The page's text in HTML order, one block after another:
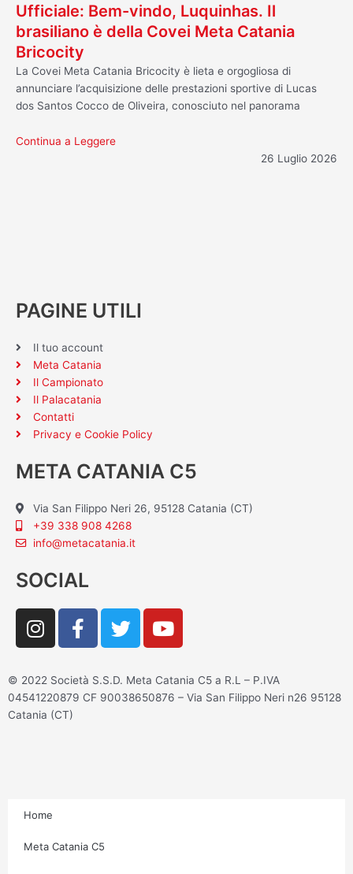
Ufficiale: Bem-vindo, Luquinhas. Il
brasiliano è della Covei Meta Catania
Bricocity
La Covei Meta Catania Bricocity è lieta e orgogliosa di
annunciare l’acquisizione delle prestazioni sportive di Lucas
dos Santos Cocco de Oliveira, conosciuto nel panorama
Continua a Leggere
26 Luglio 2026
PAGINE UTILI
Il tuo account
Meta Catania
Il Campionato
Il Palacatania
Contatti
Privacy e Cookie Policy
META CATANIA C5
Via San Filippo Neri 26, 95128 Catania (CT)
+39 338 908 4268
info@metacatania.it
SOCIAL
I
n
t
a
g
F
a
e
b
T
w
t
t
Y
o
t
u
© 2022 Società S.S.D. Meta Catania C5 a R.L – P.IVA
04541220879 CF 90038650876 – Via San Filippo Neri n26 95128
Catania (CT)
Home
Meta Catania C5